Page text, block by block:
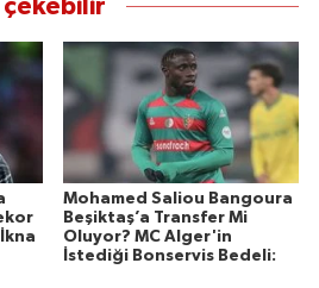
çekebilir
Mohamed Saliou Bangoura
Beşiktaş’a Transfer Mi
Oluyor? MC Alger'in
İstediği Bonservis Bedeli: